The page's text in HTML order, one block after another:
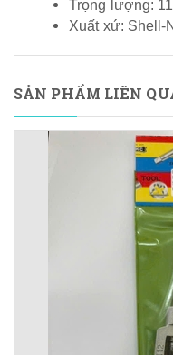
Trọng lượng:
Xuất xứ: Shell-
SẢN PHẨM LIÊN